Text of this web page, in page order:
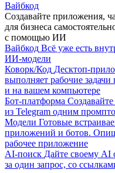
Вайбкод
Создавайте приложения,
для бизнеса
с помощью ИИ
Вайбкод Всё уже есть
ИИ-модели
Коворк/Код Десктоп-
выполняет рабочие
и на вашем компьютере
Бот-платформа
из Telegram одним
Модели Готовые
приложений и ботов.
рабочее приложение
AI-поиск Дайте своему AI
за один запрос, со